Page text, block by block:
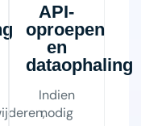
API-
oproepen
en
dataophaling
Indien
nodig